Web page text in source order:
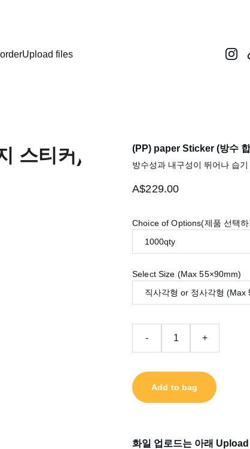
Upload files
(PP) paper Sticker (방수
방수성과 내구성이 뛰어나 습
A$229.00
Choice of Options(제품 선택
Select Size (Max 55×90mm)
- +
Add to bag
화일 업로드는 아래